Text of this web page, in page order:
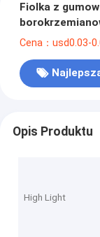
Fiolka z
Cena：usd0.03-
Opis Produktu
High Light